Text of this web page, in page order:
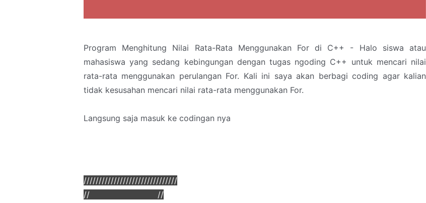
Program Menghitung Nilai Rata-Rata Menggunakan For di C++ - Halo siswa atau
mahasiswa yang sedang kebingungan dengan tugas ngoding C++ untuk mencari nilai
rata-rata menggunakan perulangan For. Kali ini saya akan berbagi coding agar kalian
tidak kesusahan mencari nilai rata-rata menggunakan For.
Langsung saja masuk ke codingan nya
///////////////////////////////
// //